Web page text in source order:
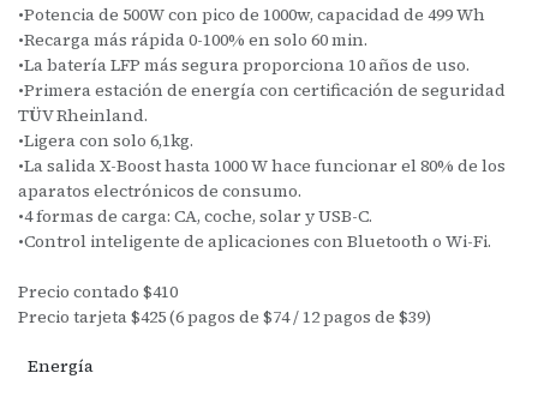
•Potencia de 500W con pico de 1000w, capacidad de 499 Wh
•Recarga más rápida 0-100% en solo 60 min.
•La batería LFP más segura proporciona 10 años de uso.
•Primera estación de energía con certificación de seguridad
TÜV Rheinland.
•Ligera con solo 6,1kg.
•La salida X-Boost hasta 1000 W hace funcionar el 80% de los
aparatos electrónicos de consumo.
•4 formas de carga: CA, coche, solar y USB-C.
•Control inteligente de aplicaciones con Bluetooth o Wi-Fi.
Precio contado $410
Precio tarjeta $425 (6 pagos de $74 / 12 pagos de $39)
Energía